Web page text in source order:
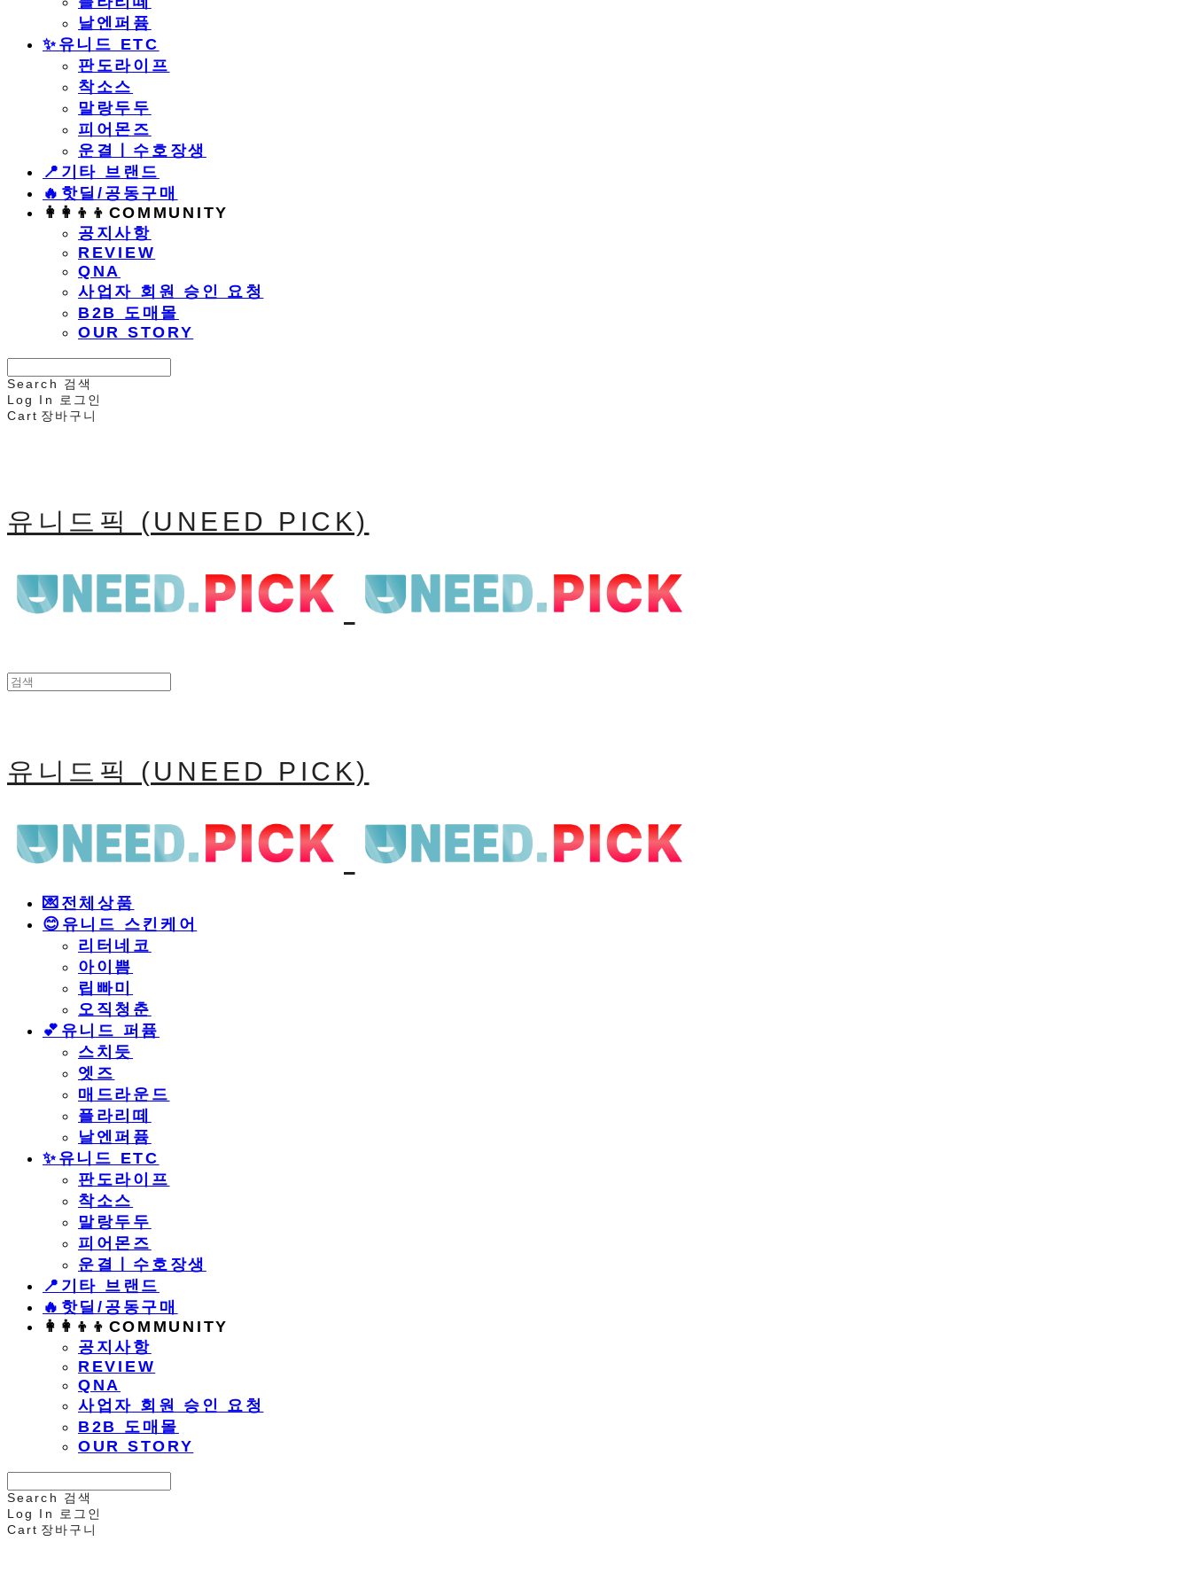
날엔퍼퓸
​✨유니드 ETC
판도라이프
착소스
말랑두두
피어몬즈
운결ㅣ수호장생
📍기타 브랜드
🔥핫딜/공동구매
👩‍👩‍👦‍👦COMMUNITY
공지사항
REVIEW
QNA
사업자 회원 승인 요청
B2B 도매몰
OUR STORY
Search
검색
Log In
로그인
Cart 장바구니
유니드픽 (UNEED PICK)
유니드픽 (UNEED PICK)
💌전체상품
😊유니드 스킨케어
리터네코
아이쁨
립빠미
오직청춘
💕유니드 퍼퓸
스치듯
엣즈
매드라운드
플라리떼
날엔퍼퓸
​✨유니드 ETC
판도라이프
착소스
말랑두두
피어몬즈
운결ㅣ수호장생
📍기타 브랜드
🔥핫딜/공동구매
👩‍👩‍👦‍👦COMMUNITY
공지사항
REVIEW
QNA
사업자 회원 승인 요청
B2B 도매몰
OUR STORY
Search
검색
Log In
로그인
Cart 장바구니